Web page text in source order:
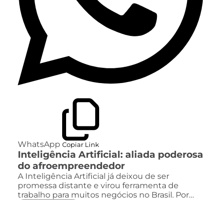
WhatsApp Copiar Link
Inteligência Artificial: aliada poderosa
do afroempreendedor
A Inteligência Artificial já deixou de ser
promessa distante e virou ferramenta de
trabalho para muitos negócios no Brasil. Por…